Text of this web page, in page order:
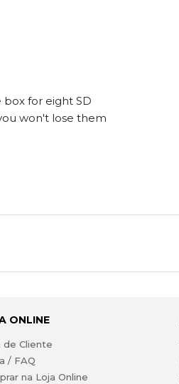
box for eight SD
won't lose them
ONLINE
de Cliente
/ FAQ
na Loja Online